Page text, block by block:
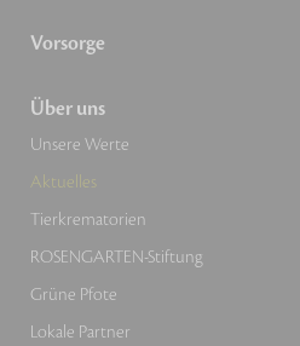
Vorsorge
Über uns
Unsere Werte
Aktuelles
Tierkrematorien
ROSENGARTEN-Stiftung
Grüne Pfote
Lokale Partner